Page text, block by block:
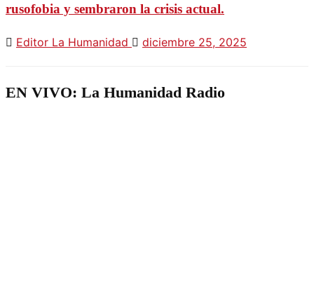
rusofobia y sembraron la crisis actual.
Editor La Humanidad diciembre 25, 2025
EN VIVO: La Humanidad Radio